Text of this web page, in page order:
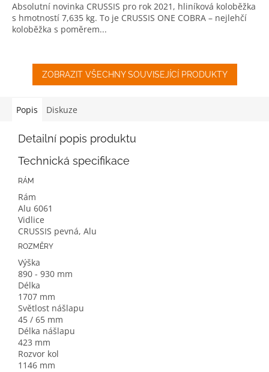
Absolutní novinka CRUSSIS pro rok 2021, hliníková koloběžka
s hmotností 7,635 kg. To je CRUSSIS ONE COBRA – nejlehčí
koloběžka s poměrem...
ZOBRAZIT VŠECHNY SOUVISEJÍCÍ PRODUKTY
Popis Diskuze
Detailní popis produktu
Technická specifikace
RÁM
Rám
Alu 6061
Vidlice
CRUSSIS pevná, Alu
ROZMĚRY
Výška
890 - 930 mm
Délka
1707 mm
Světlost nášlapu
45 / 65 mm
Délka nášlapu
423 mm
Rozvor kol
1146 mm